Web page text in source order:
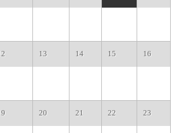
13 14 15 16
20 21 22 23